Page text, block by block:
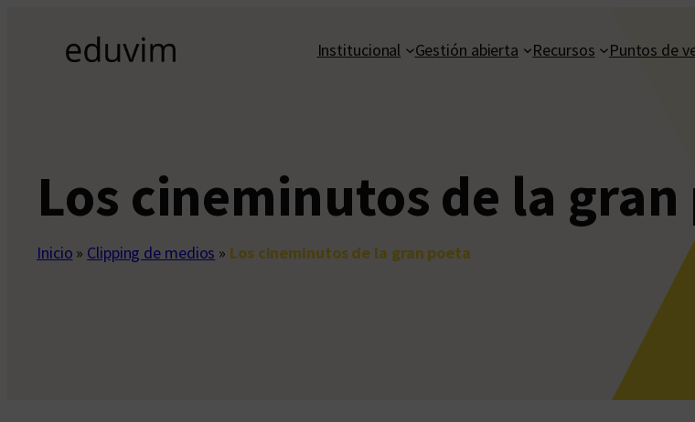
contenido
Institucional Gestión abierta Recursos Puntos de
Los cineminutos de la gran
Inicio » Clipping de medios » Los cineminutos de la gran poeta